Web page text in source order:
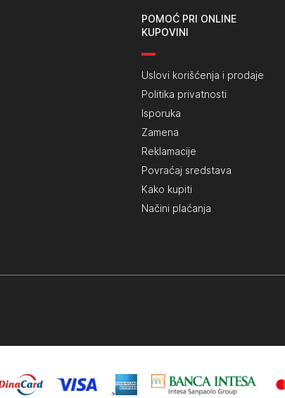
POMOĆ PRI ONLINE
KUPOVINI
Uslovi korišćenja i prodaje
Politika privatnosti
Isporuka
Zamena
Reklamacije
Povraćaj sredstava
Kako kupiti
Načini plaćanja